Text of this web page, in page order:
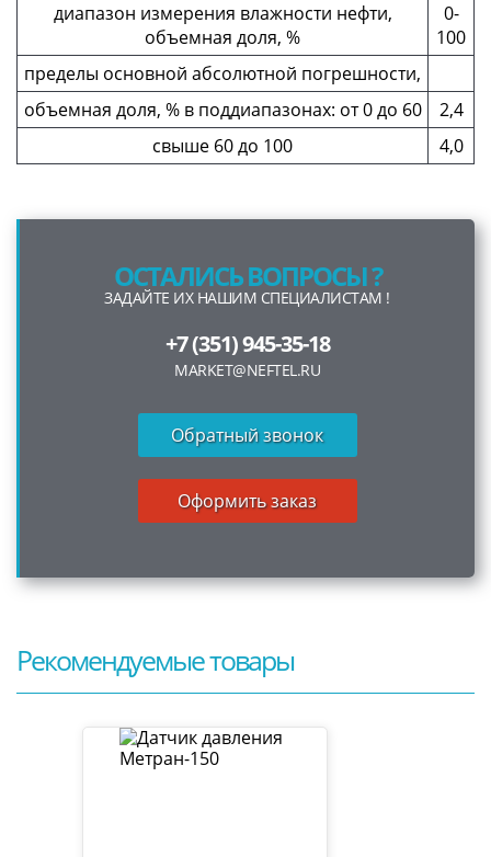
диапазон измерения влажности нефти,
объемная доля, %
0-
100
пределы основной абсолютной погрешности,
объемная доля, % в поддиапазонах: от 0 до 60
2,4
свыше 60 до 100
4,0
ОСТАЛИСЬ ВОПРОСЫ ?
ЗАДАЙТЕ ИХ НАШИМ СПЕЦИАЛИСТАМ !
+7 (351) 945-35-18
MARKET@NEFTEL.RU
Обратный звонок
Оформить заказ
Рекомендуемые товары